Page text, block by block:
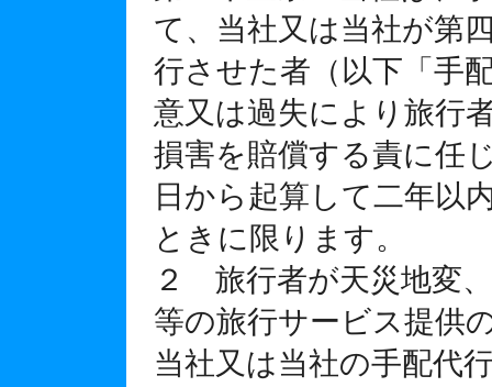
て、当社又は当社が第
行させた者（以下「手
意又は過失により旅行
損害を賠償する責に任
日から起算して二年以
ときに限ります。
２ 旅行者が天災地変
等の旅行サービス提供
当社又は当社の手配代